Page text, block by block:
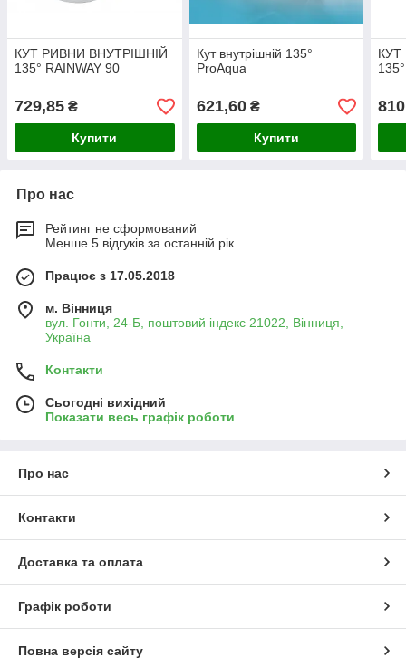
КУТ РИВНИ ВНУТРІШНІЙ
135° RAINWAY 90
729,85 ₴
Купити
Кут внутрішній 135°
ProAqua
621,60₴
Купити
КУТ
Про нас
Рейтинг не сформований
Менше 5 відгуків за останній рік
Працює з 17.05.2018
м. Вінниця
вул. Гонти, 24-Б, поштовий індекс 21022, Вінниця,
Україна
Контакти
Сьогодні вихідний
Показати весь графік роботи
Про нас
Контакти
Доставка та оплата
Графік роботи
Повна версія сайту